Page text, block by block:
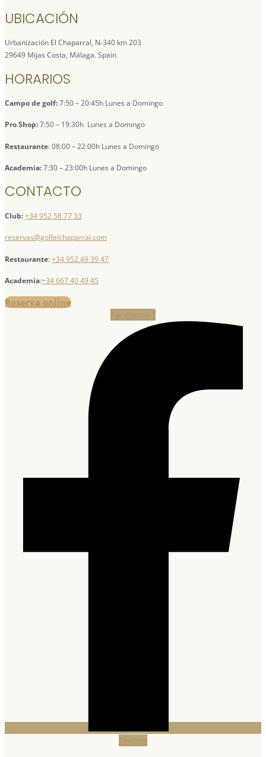
UBICACIÓN
Urbanización El Chaparral, N-340 km 203
29649 Mijas Costa, Málaga. Spain
HORARIOS
Campo de golf:7:50 – 20:45h Lunes a Domingo
Pro Shop:7:50 – 19:30h Lunes a Domingo
Restaurante: 08:00 – 22:00h Lunes a Domingo
Academia:7:30 – 23:00h Lunes a Domingo
CONTACTO
Club:+34 952 58 77 33
reservas@golfelchaparral.com
Restaurante:+34 952 49 39 47
Academia:+34 667 40 49 45
Reserva online